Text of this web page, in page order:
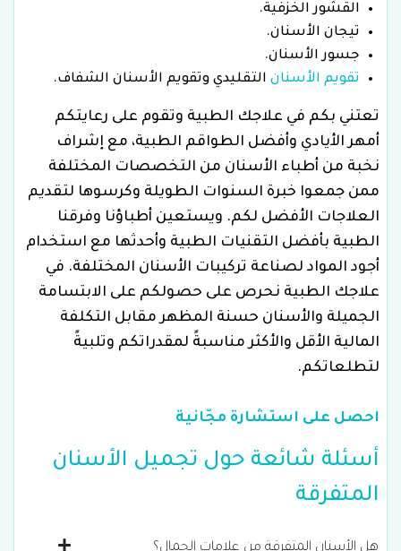
القشور الخزفية.
تيجان الأسنان.
جسور الأسنان.
تقويم الأسنان التقليدي وتقويم الأسنان الشفاف.
تعتني بكم في علاجك الطبية وتقوم على رعايتكم
أمهر الأيادي وأفضل الطواقم الطبية، مع إشراف
نخبة من أطباء الأسنان من التخصصات المختلفة
ممن جمعوا خبرة السنوات الطويلة وكرسوها لتقديم
العلاجات الأفضل لكم. ويستعين أطباؤنا وفرقنا
الطبية بأفضل التقنيات الطبية وأحدثها مع استخدام
أجود المواد لصناعة تركيبات الأسنان المختلفة. في
علاجك الطبية نحرص على حصولكم على الابتسامة
الجميلة والأسنان حسنة المظهر مقابل التكلفة
المالية الأقل والأكثر مناسبةً لمقدراتكم وتلبيةً
لتطلعاتكم.
احصل على استشارة مجّانية
أسئلة شائعة حول تجميل الأسنان
المتفرقة